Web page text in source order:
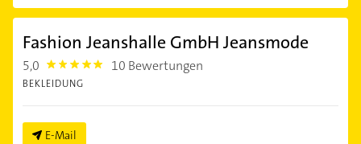
Fashion Jeanshalle GmbH Jeansmode
5,0 5.0 10 Bewertungen
BEKLEIDUNG
E-Mail